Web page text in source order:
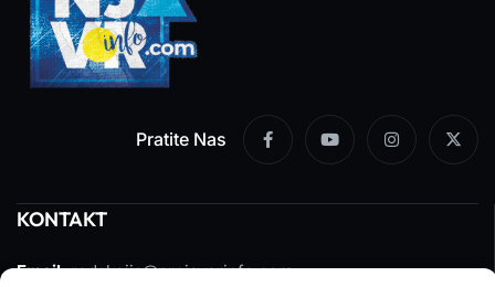
Pratite Nas
KONTAKT
Email: redakcija@prnjavorinfo.com